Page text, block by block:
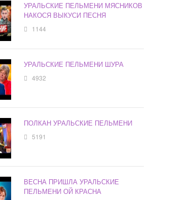
УРАЛЬСКИЕ ПЕЛЬМЕНИ МЯСНИКОВ
НАКОСЯ ВЫКУСИ ПЕСНЯ
1144
УРАЛЬСКИЕ ПЕЛЬМЕНИ ШУРА
4932
ПОЛКАН УРАЛЬСКИЕ ПЕЛЬМЕНИ
5191
ВЕСНА ПРИШЛА УРАЛЬСКИЕ
ПЕЛЬМЕНИ ОЙ КРАСНА